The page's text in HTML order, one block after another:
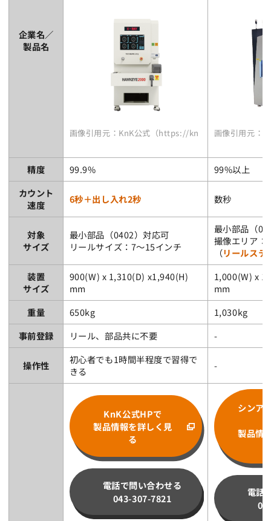
企業名／
製品名
画像引用元：KnK公式（https://knk-kk.jp/画像引用元
精度 99.9%
99%以上
カウント
速度
6秒＋出し入れ2秒 数秒
対象
サイズ
最小部品（0402）対応可
リールサイズ：7～15インチ
最小部品（
撮像エリア
（リールステ
装置
サイズ
900(W) x 1,310(D) x1,940(H)
mm
1,000(W) x
mm
重量
650kg
1,030kg
事前登録
リール、部品共に不要 -
操作性
初心者でも1時間半程度で習得で
きる
-
KnK公式HPで
製品情報を詳しく見
る
電話で問い合わせる
043-307-7821
シンア
製品情
電話